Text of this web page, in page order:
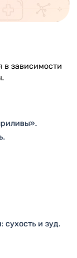
в зависимости
и зуд.